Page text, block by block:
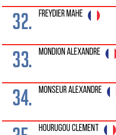
32. FREYDIER MAHE
33. MONDION ALEXANDRE
34. MONSEUR ALEXANDRE
HOURUGOU CLEMENT